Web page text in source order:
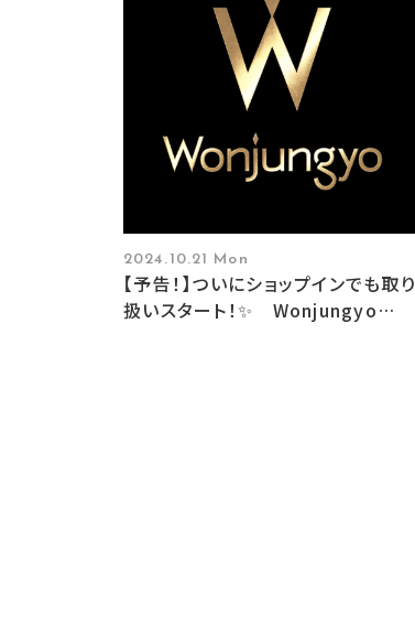
2024.10.21 Mon
【予告！】ついにショップインでも取り
扱いスタート！✨ Wonjungyo